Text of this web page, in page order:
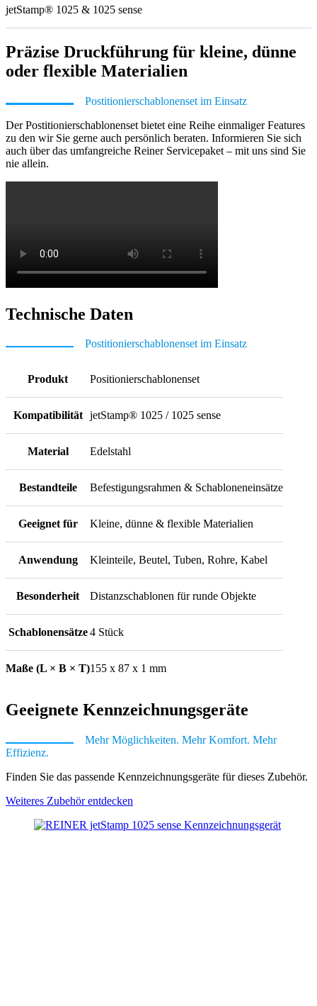
jetStamp® 1025 & 1025 sense
Präzise Druckführung für kleine, dünne
oder flexible Materialien
Postitionierschablonenset im Einsatz
Der Postitionierschablonenset bietet eine Reihe einmaliger Features
zu den wir Sie gerne auch persönlich beraten. Informieren Sie sich
auch über das umfangreiche Reiner Servicepaket – mit uns sind Sie
nie allein.
Technische Daten
Postitionierschablonenset im Einsatz
Produkt Positionierschablonenset
Kompatibilität jetStamp® 1025 / 1025 sense
Material Edelstahl
Bestandteile Befestigungsrahmen & Schabloneneinsätze
Geeignet für Kleine, dünne & flexible Materialien
Anwendung Kleinteile, Beutel, Tuben, Rohre, Kabel
Besonderheit Distanzschablonen für runde Objekte
Schablonensätze 4 Stück
Maße (L × B × T)155 x 87 x 1 mm
Geeignete Kennzeichnungsgeräte
Mehr Möglichkeiten. Mehr Komfort. Mehr
Effizienz.
Finden Sie das passende Kennzeichnungsgeräte für dieses Zubehör.
Weiteres Zubehör entdecken